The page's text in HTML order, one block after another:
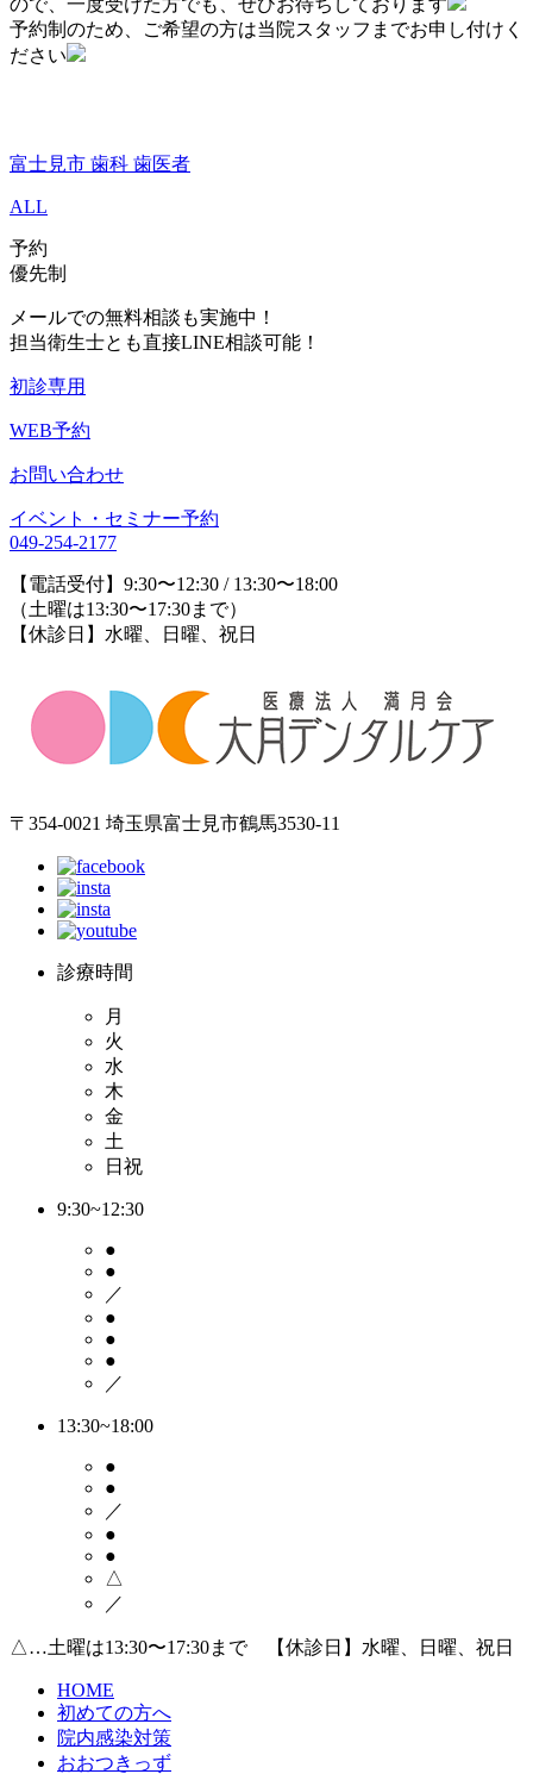
予約制のため、ご希望の方は当院スタッフまでお申し付けく
ださい
富士見市 歯科 歯医者
ALL
予約
優先制
メールでの無料相談も実施中！
担当衛生士とも直接LINE相談可能！
初診専用
WEB予約
お問い合わせ
イベント・セミナー予約
049-254-2177
【電話受付】9:30〜12:30 / 13:30〜18:00
（土曜は13:30〜17:30まで）
【休診日】水曜、日曜、祝日
〒354-0021 埼玉県富士見市鶴馬3530-11
診療時間
月
火
水
木
金
土
日祝
9:30~12:30
●
●
／
●
●
●
／
13:30~18:00
●
●
／
●
●
△
／
△…土曜は13:30〜17:30まで 【休診日】水曜、日曜、祝日
HOME
初めての方へ
院内感染対策
おおつきっず